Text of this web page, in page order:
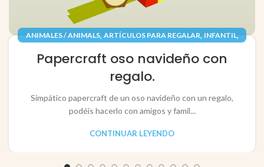
ANIMALES / ANIMALS, ARTÍCULOS PARA REGALAR, INFANTIL,
RECORTABLES PAPERCRAFT
Papercraft oso navideño con
regalo.
Simpático papercraft de un oso navideño con un regalo,
podéis hacerlo con amigos y famil...
CONTINUAR LEYENDO